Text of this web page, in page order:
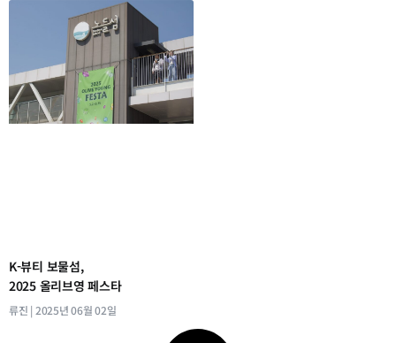
K-뷰티 보물섬,
2025 올리브영 페스타
류진 2025년 06월 02일